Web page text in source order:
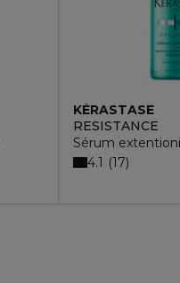
KÉRASTASE
RESISTANCE
Sérum
4.1 17